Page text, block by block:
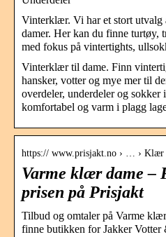
Vinterklær. Vi har et stort
damer. Her kan du finne
med fokus på vintertights,
Vinterklær til dame. Finn
hansker, votter og mye mer til
overdeler, underdeler og
komfortabel og varm i plagg
https:// www.prisjakt.no › … › Klær
Varme klær dame –
prisen på Prisjakt
Tilbud og omtaler på Varme
finne butikken for Jakker Votter